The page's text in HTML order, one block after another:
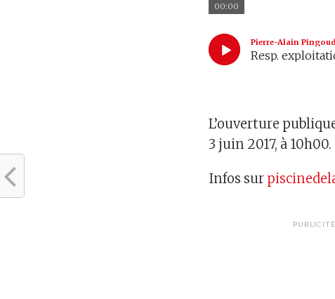
00:00
Pierre-Alain
Resp.
L’ouverture
3 juin 2017, à 10h00.
Infos sur
PUBLICITÉ